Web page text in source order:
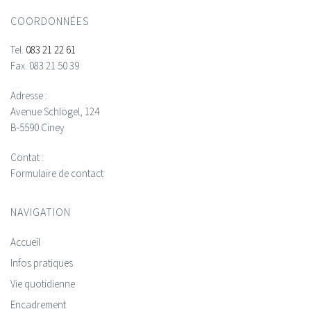
COORDONNÉES
Tel. 083 21 22 61
Fax. 083 21 50 39
Adresse :
Avenue Schlögel, 124
B-5590 Ciney
Contat :
Formulaire de contact
NAVIGATION
Accueil
Infos pratiques
Vie quotidienne
Encadrement